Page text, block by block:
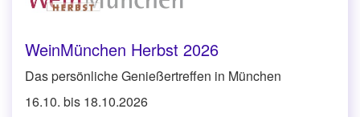
WeinMünchen Herbst 2026
Das persönliche Genießertreffen in München
16.10. bis 18.10.2026